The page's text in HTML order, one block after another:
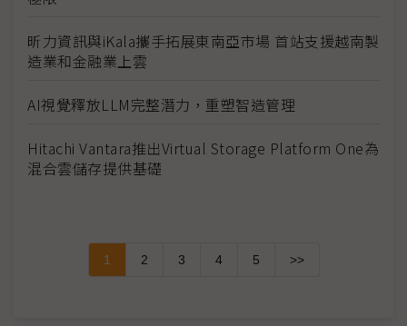
昕力資訊與iKala攜手拓展東南亞市場 首站支援越南製
造業和金融業上雲
AI視覺釋放LLM完整潛力，重塑智造管理
Hitachi Vantara推出Virtual Storage Platform One為
混合雲儲存提供基礎
1 2 3 4 5 >>